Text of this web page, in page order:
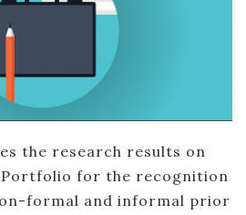
the research results on
for the recognition
formal and informal prior